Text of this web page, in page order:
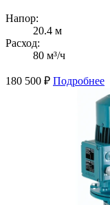
Напор:
20.4 м
Расход:
80 м³/ч
180 500 ₽ Подробнее